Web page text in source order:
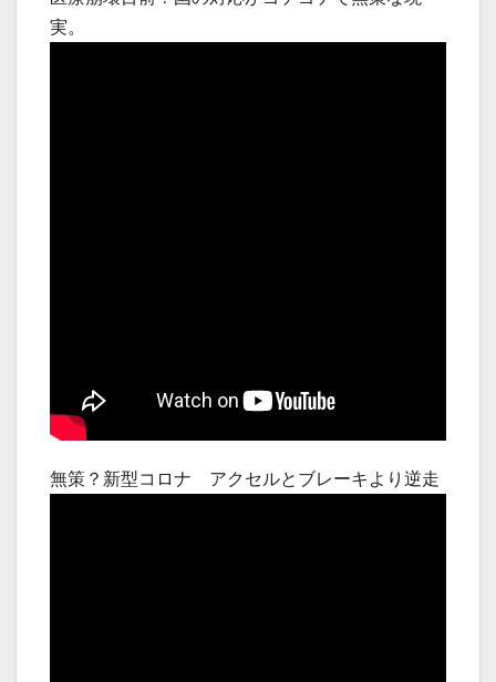
実。
無策？新型コロナ アクセルとブレーキより逆走